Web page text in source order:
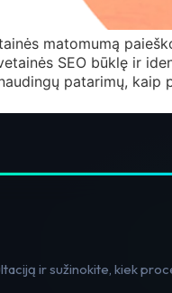
matomumą
SEO būklę ir
patarimų,
ir sužinokite, kiek